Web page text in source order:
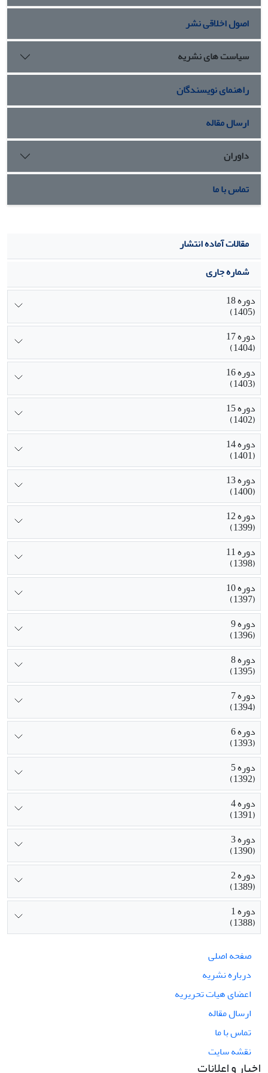
موجب رشد مهارت‌های درشت (جابه‌جایی و کنترل شیء) و
مهارت‌های عاطفی- اجتماعی (همکاری، جرأت‌ورزی، خودکنترلی و
مسئولیت‌پذیری) بیشتری نسبت به گروه کنترل شد ( P ≤0/05 ).
نتیجه‌گیری:با ارائة برنامة آموزشی بازی در آب می‌توان فرصتی
برای رشد مهارت‌های عاطفی- اجتماعی و مهارت‌های حرکتی درشت
کودکان پیش‌دبستانی دختر فراهم کرد.
اصول اخلاقی نشر
سیاست های نشریه
راهنمای نویسندگان
ارسال مقاله
داوران
تماس با ما
مقالات آماده انتشار
شماره جاری
دوره 18
(1405)
دوره 17
(1404)
دوره 16
(1403)
دوره 15
(1402)
دوره 14
(1401)
دوره 13
(1400)
دوره 12
(1399)
دوره 11
(1398)
دوره 10
(1397)
دوره 9
(1396)
دوره 8
(1395)
دوره 7
(1394)
دوره 6
(1393)
دوره 5
(1392)
دوره 4
(1391)
دوره 3
(1390)
دوره 2
(1389)
دوره 1
(1388)
صفحه اصلی
درباره نشریه
اعضای هیات تحریریه
ارسال مقاله
تماس با ما
نقشه سایت
اخبار و اعلانات